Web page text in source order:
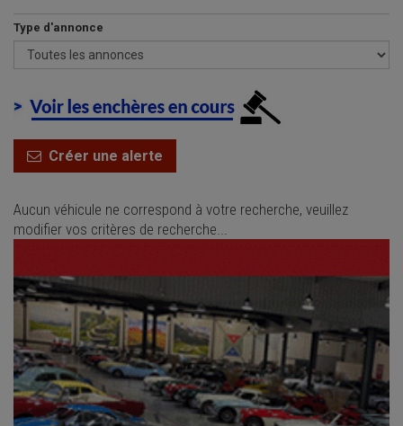
Type d'annonce
Créer une alerte
Aucun véhicule ne correspond à votre recherche, veuillez
modifier vos critères de recherche...